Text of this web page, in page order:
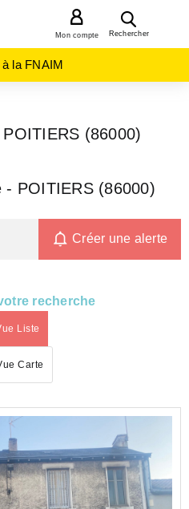
Rechercher
Mon compte
la FNAIM
(86000)
POITIERS (86000)
Créer une alerte
recherche
Liste
Carte